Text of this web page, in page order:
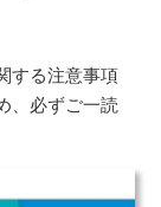
する注意事項
、必ずご一読